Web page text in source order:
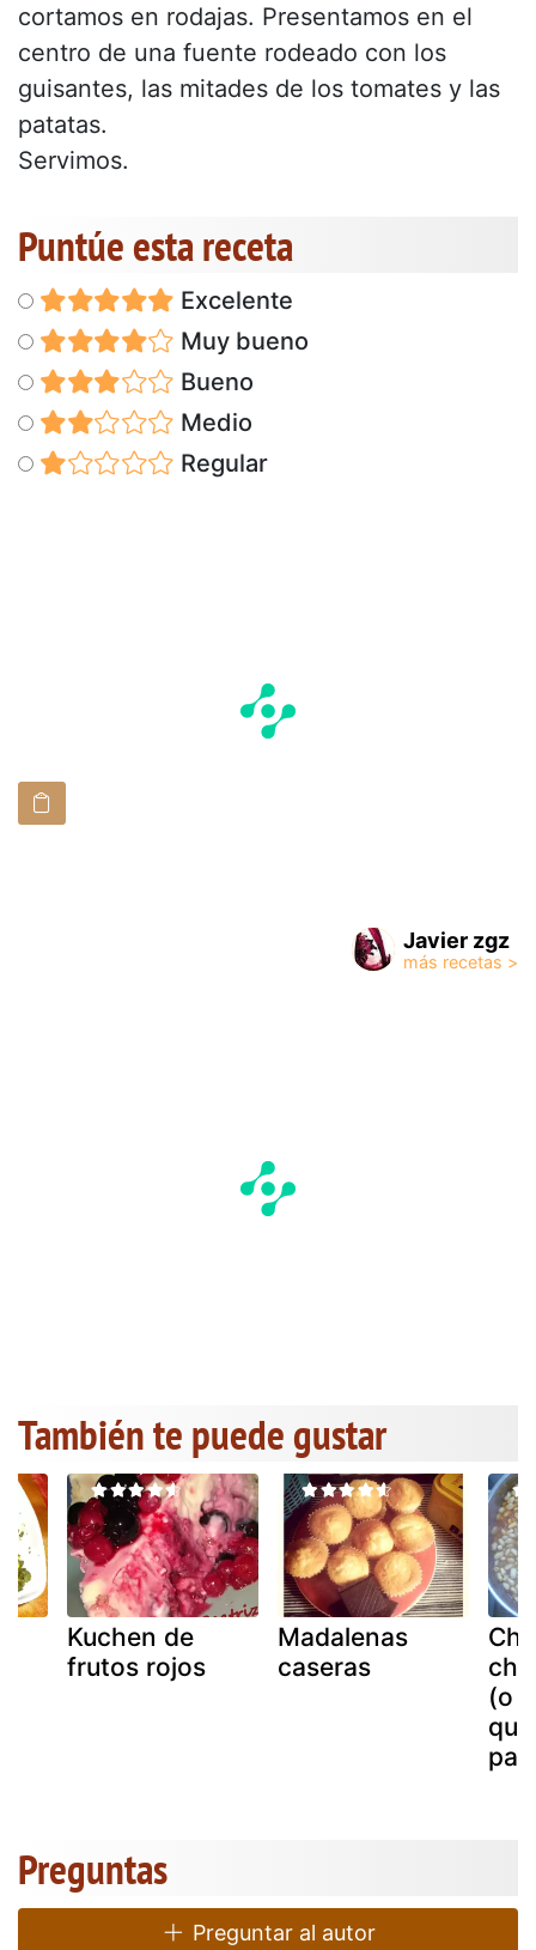
cortamos en rodajas. Presentamos en el
centro de una fuente rodeado con los
guisantes, las mitades de los tomates y las
patatas.
Servimos.
Puntúe esta receta
Excelente
Muy bueno
Bueno
Medio
Regular
Javier zgz
También te puede gustar
Kuchen de
frutos rojos
Madalenas
caseras
(o
Preguntas
Preguntar al autor